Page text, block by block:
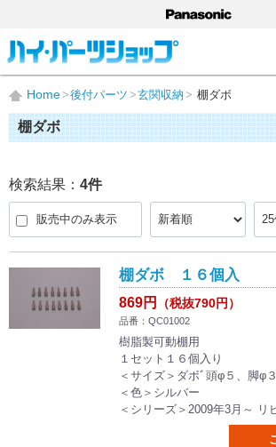
Home 後付パーツ 玄関収納 棚ダボ
棚ダボ
検索結果： 4件
販売中のみ表示
棚ダボ １６個入
869円 （税抜790円）
品番：QC01002
樹脂製可動棚用
１セット１６個入り
＜サイズ＞ダボﾞ頭φ５、脚φ
＜色＞シルバー
＜シリーズ＞2009年3月～ リ